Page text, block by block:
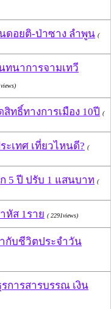
ดอยติ-ป่าซาง ลำพูน (
นาการจามเทวี
ทธิ์ทางการเมือง 10ปี (
เทศ เที่ยวไหนดี? (
5 ปี ปรับ 1 แสนบาท (
หัส 1ราย ( 2291views)
กับชีวิตประจำวัน
การสารบรรณ เงิน